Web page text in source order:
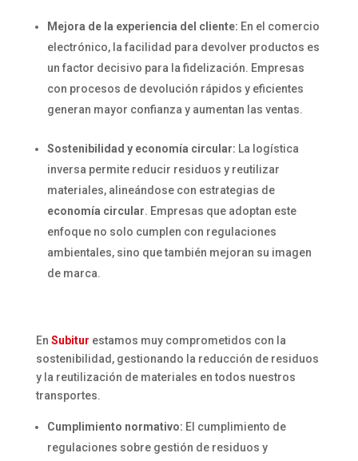
Mejora de la experiencia del cliente: En el comercio
electrónico, la facilidad para devolver productos es
un factor decisivo para la fidelización. Empresas
con procesos de devolución rápidos y eficientes
generan mayor confianza y aumentan las ventas.
Sostenibilidad y economía circular: La logística
inversa permite reducir residuos y reutilizar
materiales, alineándose con estrategias de
economía circular. Empresas que adoptan este
enfoque no solo cumplen con regulaciones
ambientales, sino que también mejoran su imagen
de marca.
En Subitur estamos muy comprometidos con la
sostenibilidad, gestionando la reducción de residuos
y la reutilización de materiales en todos nuestros
transportes.
Cumplimiento normativo: El cumplimiento de
regulaciones sobre gestión de residuos y